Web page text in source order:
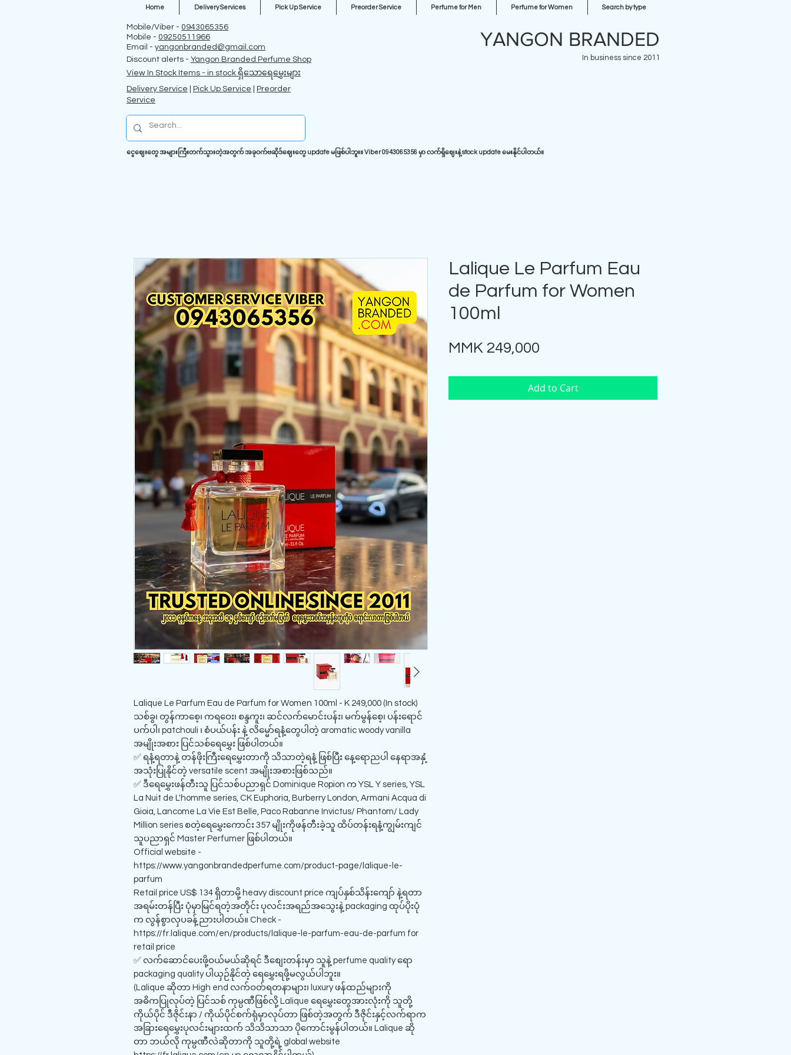
Home Delivery Services Pick Up Service Preorder Service Perfume for Men Perfume for Women Search by type
Mobile/Viber - 0943065356
Mobile - 09250511966
Email - yangonbranded@gmail.com
Discount alerts - Yangon Branded Perfume Shop
View In Stock Items - in stock ရှိသောရေမွှေးများ
Delivery Service
Pick Up Service
Preorder
Service
YANGON BRANDED
In business since 2011
ငွေဈေးတွေ အများကြီးတက်သွားတဲ့အတွက် အခုဝက်ဗဆိုဒ်ဈေးတွေ update မဖြစ်ပါဘူး။ Viber 0943065356 မှာ လက်ရှိဈေးနဲ့ stock update မေးနိုင်ပါတယ်။
Lalique Le Parfum Eau de Parfum for Women 100ml - K 249,000 (In stock)
သစ်ခွ၊ တွန်ကာစေ့၊ ကရဝေး၊ စန္ဒကူး၊ ဆင်လက်မောင်းပန်း၊ မက်မွန်စေ့၊ ပန်းရောင်
ပက်ပါ၊ patchouli ၊ စံပယ်ပန်း နဲ့ လိမ္မော်ရနံ့တွေပါတဲ့ aromatic woody vanilla
အမျိုးအစား ပြင်သစ်ရေမွှေး ဖြစ်ပါတယ်။
✅ ရနံ့ရတာနဲ့ တန်ဖိုးကြီးရေမွှေးတာကို သိသာတဲ့ရနံ့ ဖြစ်ပြီး နေ့ရောညပါ နေရာအနှံ့
အသုံးပြုနိုင်တဲ့ versatile scent အမျိုးအစားဖြစ်သည်။
✅ ဒီရေမွှေးဖန်တီးသူ ပြင်သစ်ပညာရှင် Dominique Ropion က YSL Y series, YSL
La Nuit de L'homme series, CK Euphoria, Burberry London, Armani Acqua di
Gioia, Lancome La Vie Est Belle, Paco Rabanne Invictus/ Phantom/ Lady
Million series စတဲ့ရေမွှေးကောင်း 357 မျိုးကိုဖန်တီးခဲ့သူ ထိပ်တန်းရနံ့ကျွမ်းကျင်
သူပညာရှင် Master Perfumer ဖြစ်ပါတယ်။
Official website -
https://www.yangonbrandedperfume.com/product-page/lalique-le-
parfum
Retail price US$ 134 ရှိတာမို့ heavy discount price ကျပ်နှစ်သိန်းကျော် နဲ့ရတာ
အရမ်းတန်ပြီး ပုံမှာမြင်ရတဲ့အတိုင်း ပုလင်းအရည်အသွေးနဲ့ packaging ထုပ်ပိုးပုံ
က လွန်စွာလှပခန့်ညားပါတယ်။ Check -
https://fr.lalique.com/en/products/lalique-le-parfum-eau-de-parfum for
retail price
✅ လက်ဆောင်ပေးဖို့ဝယ်မယ်ဆိုရင် ဒီစျေးတန်းမှာ သူနဲ့ perfume quality ရော
packaging quality ပါယှဉ်နိုင်တဲ့ ရေမွှေးရဖို့မလွယ်ပါဘူး။
(Lalique ဆိုတာ High end လက်ဝတ်ရတနာများ၊ luxury ဖန်ထည်များကို
အဓိကပြုလုပ်တဲ့ ပြင်သစ် ကုမ္ပဏီဖြစ်လို့ Lalique ရေမွှေးတွေအားလုံးကို သူတို့
ကိုယ်ပိုင် ဒီဇိုင်းနာ / ကိုယ်ပိုင်စက်ရုံမှာလုပ်တာ ဖြစ်တဲ့အတွက် ဒီဇိုင်းနှင့်လက်ရာက
အခြားရေမွှေးပုလင်းများထက် သိသိသာသာ ပိုကောင်းမွန်ပါတယ်။ Lalique ဆို
တာ ဘယ်လို ကုမ္ပဏီလဲဆိုတာကို သူတို့ရဲ့ global website
Lalique Le Parfum Eau
de Parfum for Women
100ml
MMK 249,000
Add to Cart